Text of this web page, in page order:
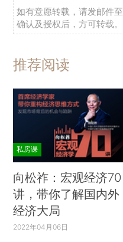
如有意愿转载，请发邮件至
确认及授权后，方可转载。
推荐阅读
私房课
向松祚：宏观经济70
讲，带你了解国内外
经济大局
2022年04月06日